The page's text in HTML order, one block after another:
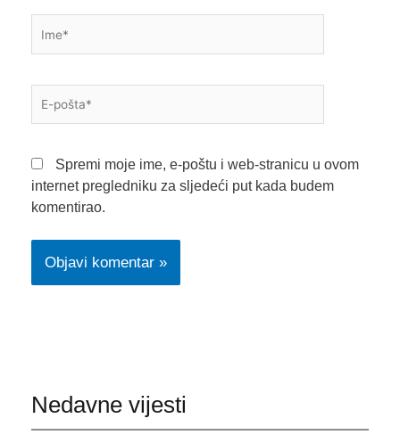
pošta*
Spremi moje ime, e-poštu i web-stranicu u ovom
internet pregledniku za sljedeći put kada budem
komentirao.
Nedavne vijesti